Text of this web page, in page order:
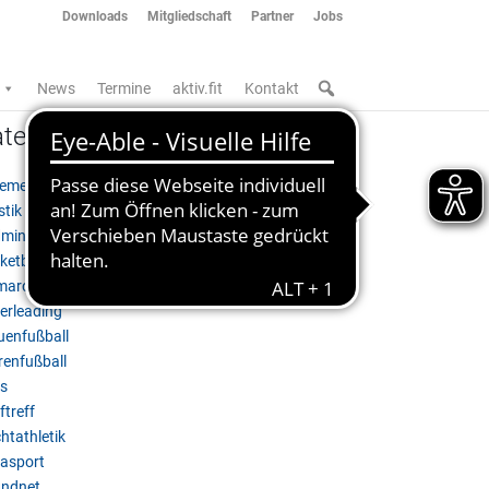
Downloads Mitgliedschaft Partner Jobs
News Termine aktiv.fit Kontakt
& Akrobatik